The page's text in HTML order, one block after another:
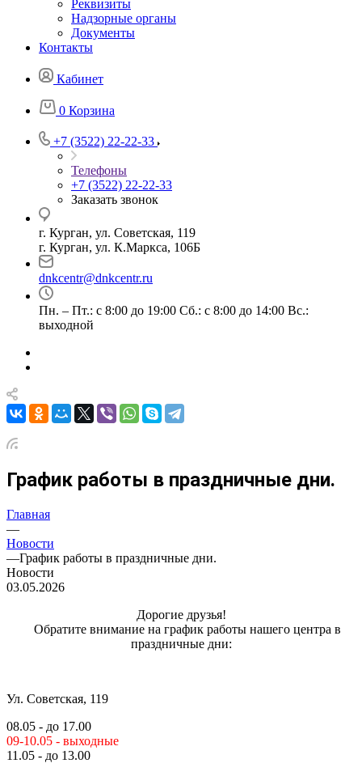
Реквизиты
Надзорные органы
Документы
Контакты
Кабинет
0 Корзина
+7 (3522) 22-22-33
Телефоны
+7 (3522) 22-22-33
Заказать звонок
г. Курган, ул. Советская, 119
г. Курган, ул. К.Маркса, 106Б
dnkcentr@dnkcentr.ru
Пн. – Пт.: с 8:00 до 19:00 Сб.: с 8:00 до 14:00 Вс.:
выходной
График работы в праздничные дни.
Главная
—
Новости
—График работы в праздничные дни.
Новости
03.05.2026
Дорогие друзья!
Обратите внимание на график работы нашего центра в
праздничные дни:
Ул. Советская, 119
08.05 - до 17.00
09-10.05 - выходные
11.05 - до 13.00